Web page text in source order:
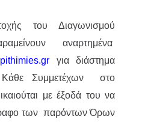
του Διαγωνισμού
αναρτημένα
για διάστημα
Κάθε Συμμετέχων στο
με έξοδά του να
των παρόντων Όρων